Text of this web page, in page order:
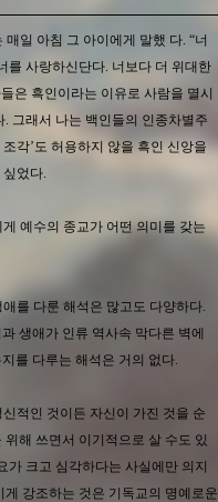
일 아침 그 아이에게 말했 다. “너
를 사랑하신단다. 너보다 더 위대한
은 흑인이라는 이유로 사람을 멸시
그래서 나는 백인들의 인종차별주
각’도 허용하지 않을 흑인 신앙을
싶었다.
예수의 종교가 어떤 의미를 갖는
를 다룬 해석은 많고도 다양하다.
생애가 인류 역사속 막다른 벽에
를 다루는 해석은 거의 없다.
적인 것이든 자신이 가진 것을 순
해 쓰면서 이기적으로 살 수도 있
가 크고 심각하다는 사실에만 의지
강조하는 것은 기독교의 명예로운